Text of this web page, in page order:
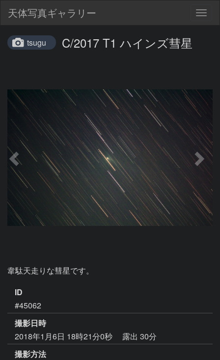
天体写真ギャラリー
tsugu C/2017 T1 ハインズ彗星
韋駄天走りな彗星です。
ID
#45062
撮影日時
2018年1月6日 18時21分0秒
露出 30分
撮影方法